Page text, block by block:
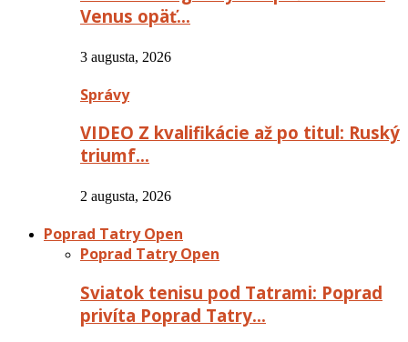
Venus opäť…
3 augusta, 2026
Správy
VIDEO Z kvalifikácie až po titul: Ruský
triumf…
2 augusta, 2026
Poprad Tatry Open
Poprad Tatry Open
Sviatok tenisu pod Tatrami: Poprad
privíta Poprad Tatry…